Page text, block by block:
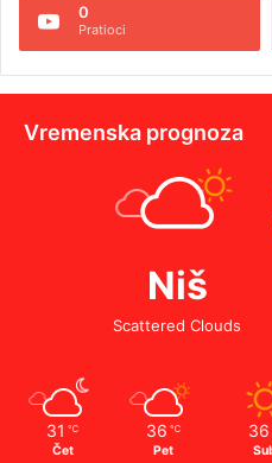
0
Pratioci
Vremenska prognoza
Niš
Scattered Clouds
31 ℃
Čet
36 ℃
Pet
36